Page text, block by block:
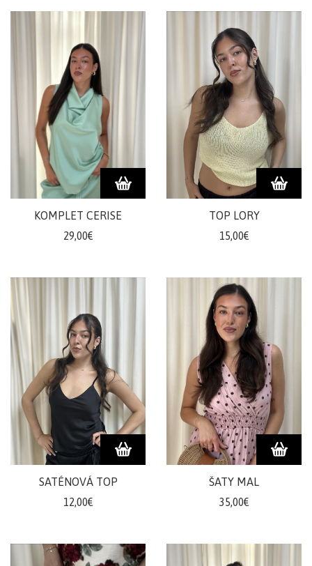
KOMPLET CERISE
29,00€
TOP LORY
15,00€
SATÉNOVÁ TOP
12,00€
ŠATY MAL
35,00€